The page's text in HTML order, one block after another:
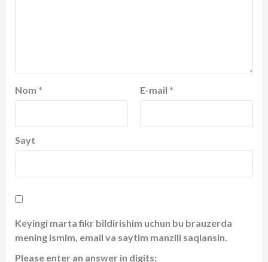
Nom * E-mail *
Sayt
Keyingi marta fikr bildirishim uchun bu brauzerda
mening ismim, email va saytim manzili saqlansin.
Please enter an answer in digits: